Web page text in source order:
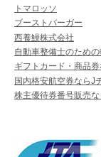
トマロッソ
ブーストバーガー
西養鰻株式会社
自動車整備士のため
ギフトカード・商品
国内格安航空券ならJ
株主優待券番号販売